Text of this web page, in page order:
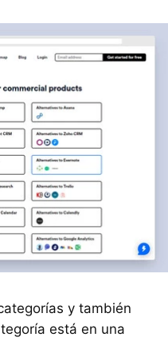
y también
está en una